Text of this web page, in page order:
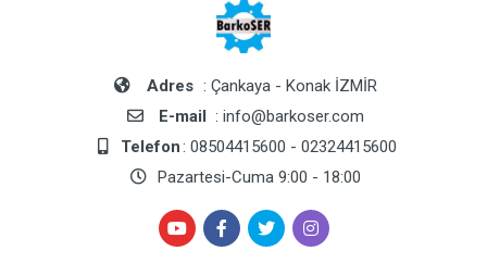
Adres : Çankaya - Konak İZMİR
E-mail : info@barkoser.com
Telefon: 08504415600 - 02324415600
Pazartesi-Cuma 9:00 - 18:00